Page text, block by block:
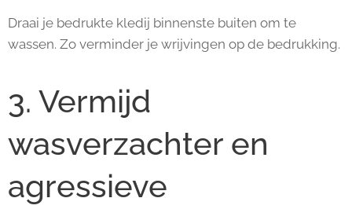
Draai je bedrukte kledij binnenste buiten om te
wassen. Zo verminder je wrijvingen op de bedrukking.
3. Vermijd
wasverzachter en
agressieve